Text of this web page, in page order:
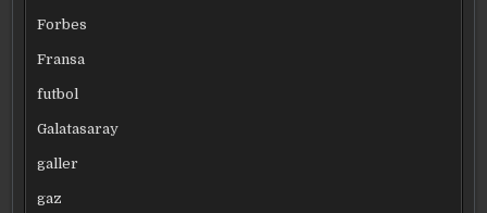
Forbes
Fransa
futbol
Galatasaray
galler
gaz